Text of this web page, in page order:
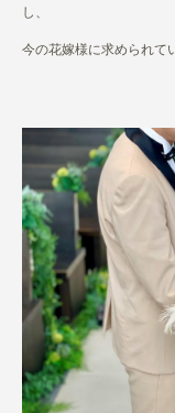
し、
今の花嫁様に求められて